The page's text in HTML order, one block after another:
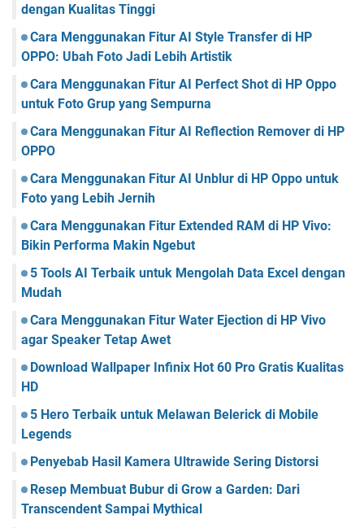
dengan Kualitas Tinggi
Cara Menggunakan Fitur AI Style Transfer di HP
OPPO: Ubah Foto Jadi Lebih Artistik
Cara Menggunakan Fitur AI Perfect Shot di HP Oppo
untuk Foto Grup yang Sempurna
Cara Menggunakan Fitur AI Reflection Remover di HP
OPPO
Cara Menggunakan Fitur AI Unblur di HP Oppo untuk
Foto yang Lebih Jernih
Cara Menggunakan Fitur Extended RAM di HP Vivo:
Bikin Performa Makin Ngebut
5 Tools AI Terbaik untuk Mengolah Data Excel dengan
Mudah
Cara Menggunakan Fitur Water Ejection di HP Vivo
agar Speaker Tetap Awet
Download Wallpaper Infinix Hot 60 Pro Gratis Kualitas
HD
5 Hero Terbaik untuk Melawan Belerick di Mobile
Legends
Penyebab Hasil Kamera Ultrawide Sering Distorsi
Resep Membuat Bubur di Grow a Garden: Dari
Transcendent Sampai Mythical